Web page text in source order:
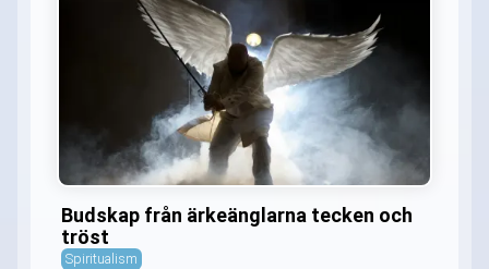
Budskap från ärkeänglarna tecken och
tröst
Spiritualism